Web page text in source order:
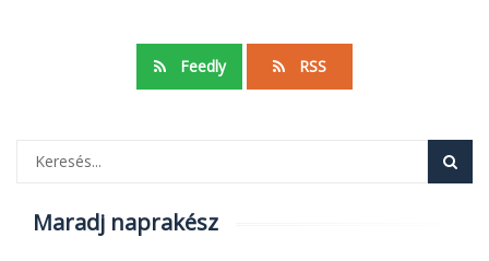
Feedly RSS
Maradj naprakész